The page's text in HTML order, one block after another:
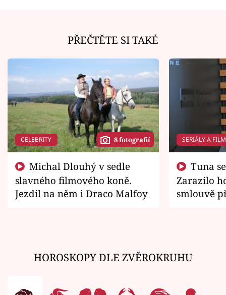
PŘEČTĚTE SI TAKÉ
CELEBRITY 8 fotografií
slavného filmového koně.
Jezdil na něm i Draco Malfoy
SERIÁLY A
Zarazilo
smlouvě
HOROSKOPY DLE ZVĚROKRUHU